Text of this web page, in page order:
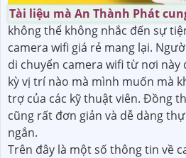
Tài liệu mà An Thành Phát
không thể không nhắc đến sự
camera wifi giá rẻ mang lại.
di chuyển camera wifi từ nơi này
kỳ vị trí nào mà mình muốn mà
trợ của các kỹ thuật viên. Đồng
cũng rất đơn giản và dễ dàng
ngắn.
Trên đây là một số thông tin về